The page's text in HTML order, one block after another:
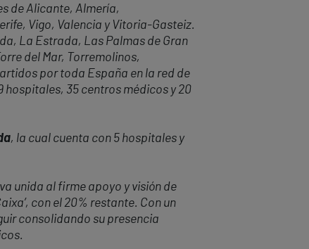
de Alicante, Almería,
Vigo, Valencia y Vitoria-Gasteiz.
La Estrada, Las Palmas de Gran
del Mar, Torremolinos,
por toda España en la red de
hospitales, 35 centros médicos y 20
, la cual cuenta con 5 hospitales y
unida al firme apoyo y visión de
con el 20% restante. Con un
consolidando su presencia